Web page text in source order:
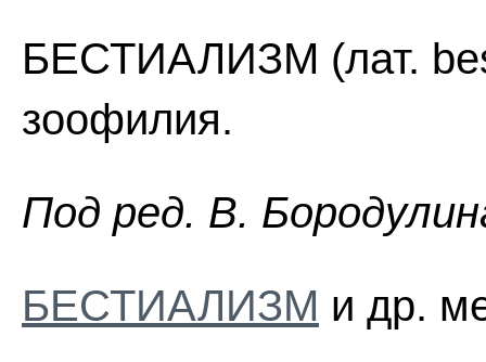
БЕСТИАЛИЗМ (лат.
зоофилия.
Пoд peд. B.
БЕСТИАЛИЗМ и др.